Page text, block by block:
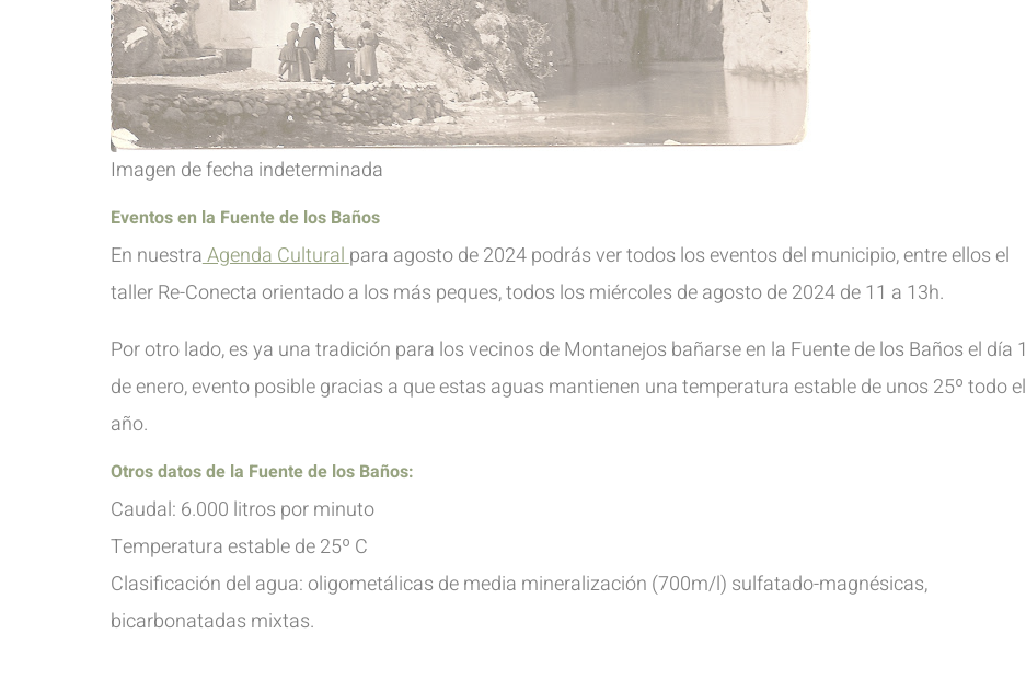
Imagen de fecha indeterminada
Eventos en la Fuente de los Baños
En nuestraAgenda Culturalpara agosto de 2024 podrás ver todos los eventos del municipio, entre ellos el
taller Re-Conecta orientado a los más peques, todos los miércoles de agosto de 2024 de 11 a 13h.
Por otro lado, es ya una tradición para los vecinos de Montanejos bañarse en la Fuente de los Baños el día 1
de enero, evento posible gracias a que estas aguas mantienen una temperatura estable de unos 25º todo el
año.
Otros datos de la Fuente de los Baños:
Caudal: 6.000 litros por minuto
Temperatura estable de 25º C
Clasificación del agua: oligometálicas de media mineralización (700m/l) sulfatado-magnésicas,
bicarbonatadas mixtas.